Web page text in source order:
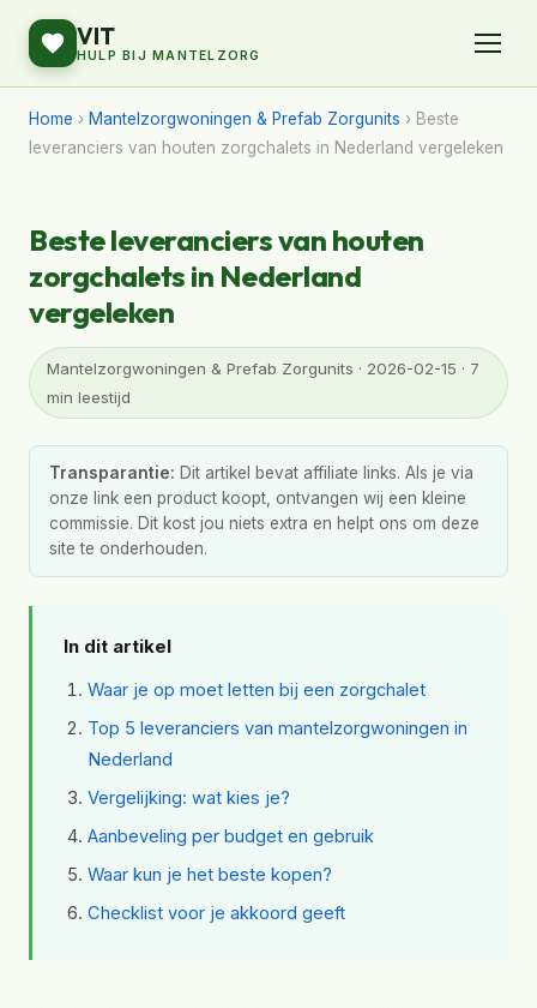
VIT
HULP BIJ MANTELZORG
Home › Mantelzorgwoningen & Prefab Zorgunits › Beste
leveranciers van houten zorgchalets in Nederland vergeleken
Beste leveranciers van houten
zorgchalets in Nederland
vergeleken
Mantelzorgwoningen & Prefab Zorgunits · 2026-02-15 · 7
min leestijd
Transparantie: Dit artikel bevat affiliate links. Als je via
onze link een product koopt, ontvangen wij een kleine
commissie. Dit kost jou niets extra en helpt ons om deze
site te onderhouden.
In dit artikel
Waar je op moet letten bij een zorgchalet
Top 5 leveranciers van mantelzorgwoningen in
Nederland
Vergelijking: wat kies je?
Aanbeveling per budget en gebruik
Waar kun je het beste kopen?
Checklist voor je akkoord geeft